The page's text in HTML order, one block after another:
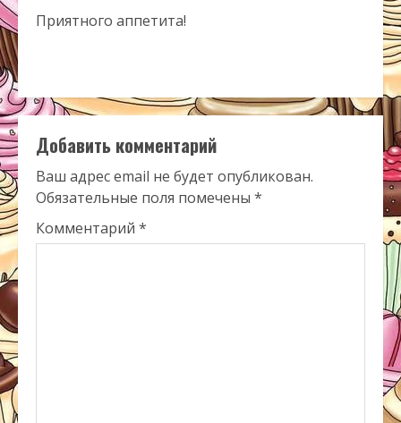
Приятного аппетита!
Добавить комментарий
Ваш адрес email не будет опубликован.
Обязательные поля помечены *
Комментарий *